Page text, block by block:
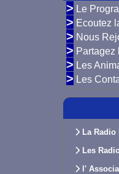
> Le
> Ecoutez
> Nous
> Partagez
> Les
> Les
La Radio
Les
l'